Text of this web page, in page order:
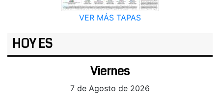
VER MÁS TAPAS
HOY ES
Viernes
7 de Agosto de 2026